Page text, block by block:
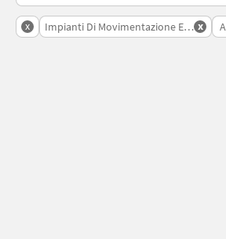
x Impianti Di Movimentazione E x